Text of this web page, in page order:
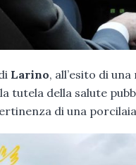
Larino, all’esito di
tutela della salute
di una